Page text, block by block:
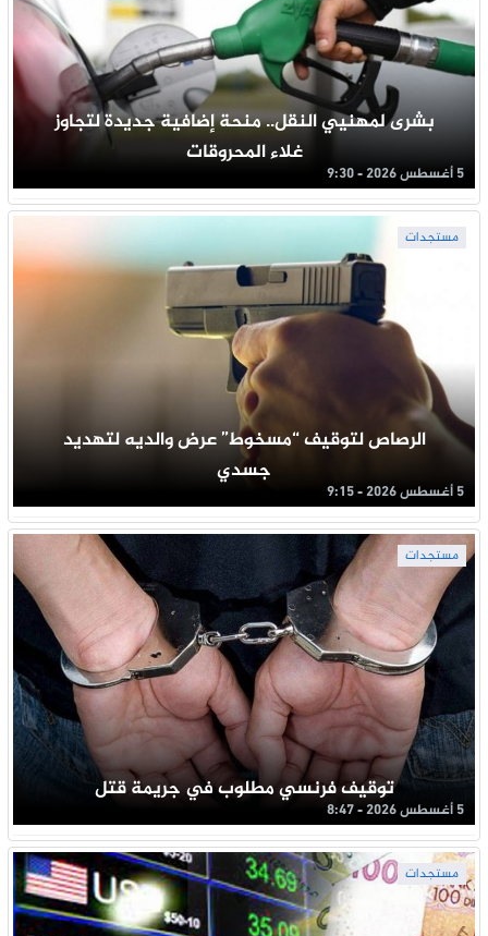
بشرى لمهنيي النقل.. منحة إضافية جديدة لتجاوز
غلاء المحروقات
5 أغسطس 2026 - 9:30
مستجدات
الرصاص لتوقيف “مسخوط” عرض والديه لتهديد
جسدي
5 أغسطس 2026 - 9:15
مستجدات
توقيف فرنسي مطلوب في جريمة قتل
5 أغسطس 2026 - 8:47
مستجدات